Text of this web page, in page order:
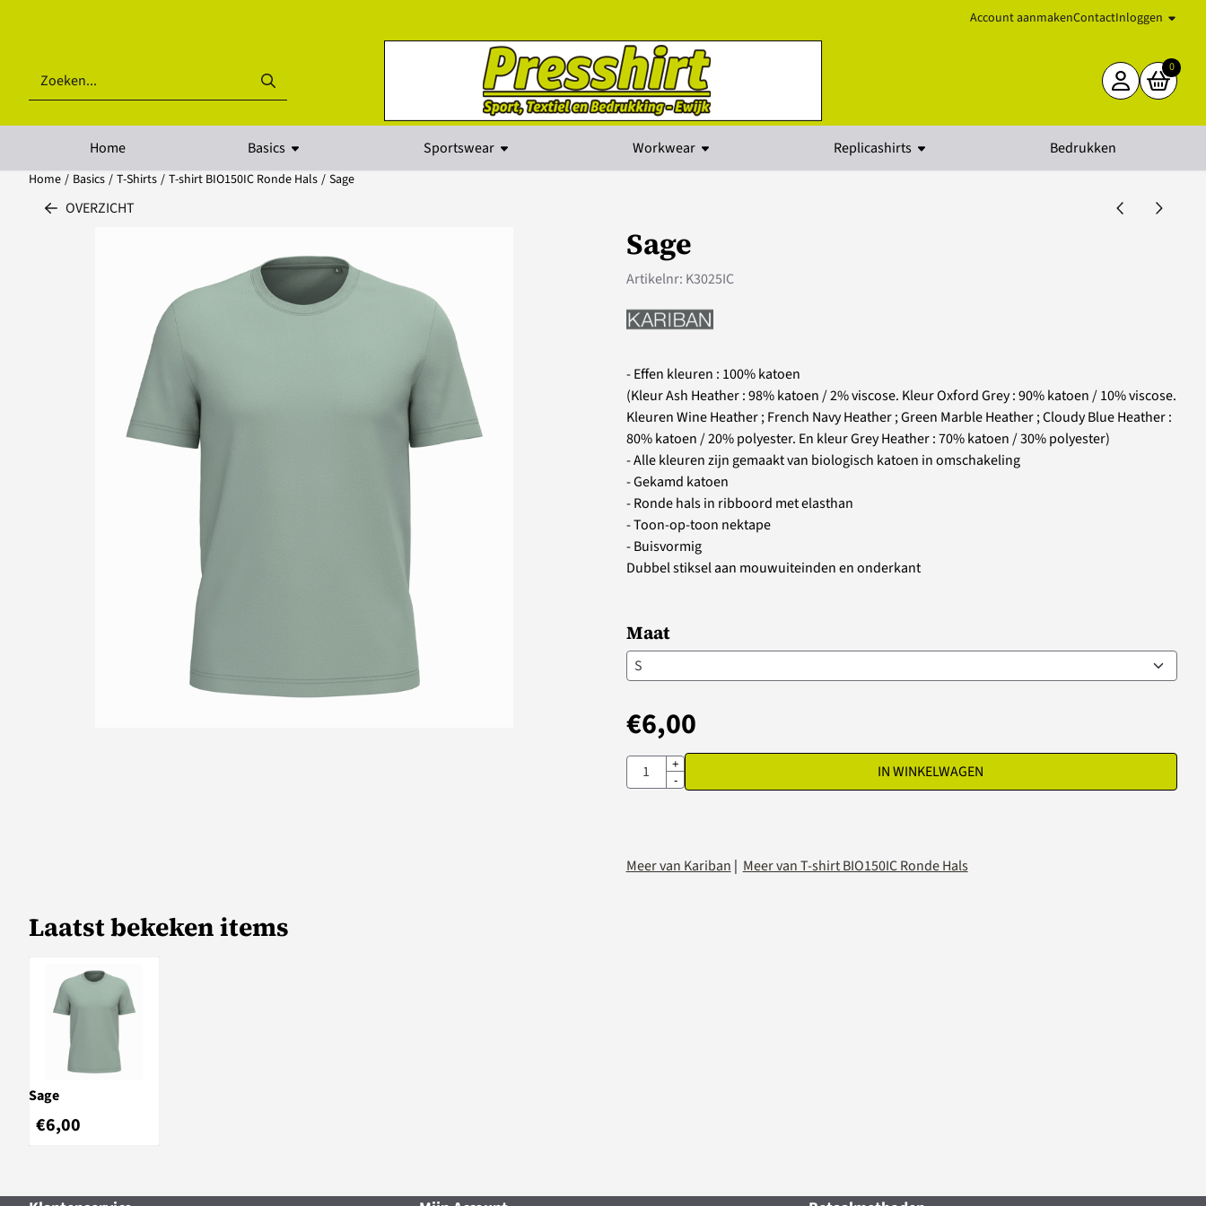
Account aanmakenContactInloggen
Zoeken 0
Home Basics Sportswear Workwear Replicashirts Bedrukken
Home / Basics / T-Shirts / T-shirt BIO150IC Ronde Hals / Sage
OVERZICHT
Sage
Artikelnr: K3025IC
- Effen kleuren : 100% katoen
(Kleur Ash Heather : 98% katoen / 2% viscose. Kleur Oxford Grey : 90% katoen / 10% viscose.
Kleuren Wine Heather ; French Navy Heather ; Green Marble Heather ; Cloudy Blue Heather :
80% katoen / 20% polyester. En kleur Grey Heather : 70% katoen / 30% polyester)
- Alle kleuren zijn gemaakt van biologisch katoen in omschakeling
- Gekamd katoen
- Ronde hals in ribboord met elasthan
- Toon-op-toon nektape
- Buisvormig
Dubbel stiksel aan mouwuiteinden en onderkant
Maat
€6,00
Aantal
+
-
IN WINKELWAGEN
Meer van Kariban | Meer van T-shirt BIO150IC Ronde Hals
Laatst bekeken items
Sage
€6,00